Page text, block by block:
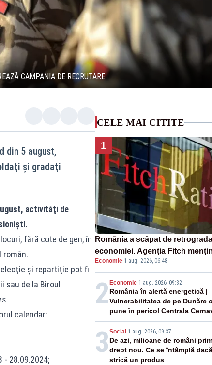
CAMPANIA DE RECRUTARE
din 5 august,
şi gradaţi
activităţi de
fără cote de gen, în
român.
şi repartiţie pot fi
de la Biroul
calendar:
28.09.2024;
CELE MAI CITITE
1
România a scăpat de
economiei. Agenția Fitch
ratingul „BBB-” cu perspectivă
negativă
Economie·1 aug. 2026, 06:48
2 Economie-1 aug. 2026, 09:32
România în alertă energetică |
Vulnerabilitatea de pe Dunăre
pune în pericol Centrala
cunoscută de pe vremea lui
3 Social -1 aug. 2026, 09:37
De azi, milioane de români
drept nou. Ce se întâmplă
strică un produs